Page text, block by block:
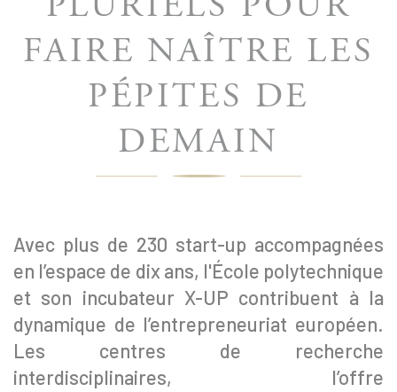
FAIRE NAÎTRE LES
PÉPITES DE
DEMAIN
Avec plus de 230 start-up accompagnées
en l’espace de dix ans, l'École polytechnique
et son incubateur X-UP contribuent à la
dynamique de l’entrepreneuriat européen.
Les centres de recherche
interdisciplinaires, l’offre